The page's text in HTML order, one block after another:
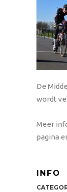
De
wordt
Meer
pagina
INFO